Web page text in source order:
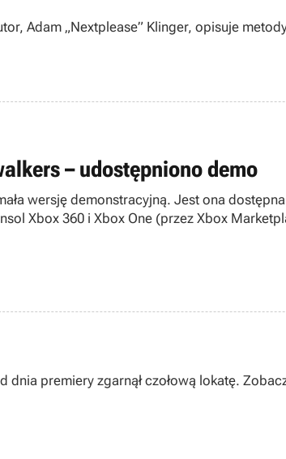
Adam „Nextplease” Klinger, opisuje
– udostępniono demo
wersję demonstracyjną. Jest ona
Xbox 360 i Xbox One (przez Xbox
fabularnej.
premiery zgarnął czołową lokatę.